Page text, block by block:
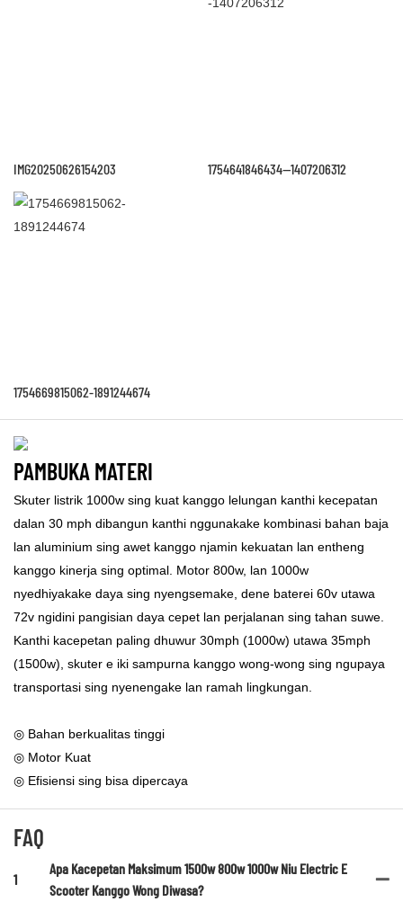
IMG20250626154203 1754641846434--1407206312
1754669815062-1891244674
PAMBUKA MATERI
Skuter listrik 1000w sing kuat kanggo lelungan kanthi kecepatan
dalan 30 mph dibangun kanthi nggunakake kombinasi bahan baja
lan aluminium sing awet kanggo njamin kekuatan lan entheng
kanggo kinerja sing optimal. Motor 800w, lan 1000w
nyedhiyakake daya sing nyengsemake, dene baterei 60v utawa
72v ngidini pangisian daya cepet lan perjalanan sing tahan suwe.
Kanthi kacepetan paling dhuwur 30mph (1000w) utawa 35mph
(1500w), skuter e iki sampurna kanggo wong-wong sing ngupaya
transportasi sing nyenengake lan ramah lingkungan.
◎ Bahan berkualitas tinggi
◎ Motor Kuat
◎ Efisiensi sing bisa dipercaya
FAQ
1
Apa Kacepetan Maksimum 1500w 800w 1000w Niu Electric E
Scooter Kanggo Wong Diwasa?